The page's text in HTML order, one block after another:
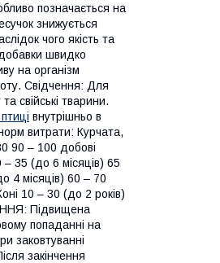
позначається на
знижується
чого якість та
швидко
на організм
Свідчення: Для
свійські тварини.
внутрішньо в
витрати: Курчата,
90 – 100 добові
35 (до 6 місяців) 65
4 місяців) 60 – 70
10 – 30 (до 2 років)
Підвищена
попаданні на
заковтуванні
закінчення